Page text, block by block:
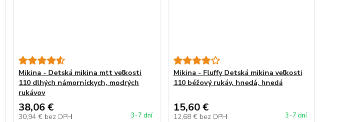
Mikina - Detská mikina mtt veľkosti
110 dlhých námorníckych, modrých
rukávov
38,06 €
30,94 € bez DPH 3-7 dní
Mikina - Fluffy Detská mikina veľkosti
110 béžový rukáv, hnedá, hnedá
15,60 €
12,68 € bez DPH 3-7 dní